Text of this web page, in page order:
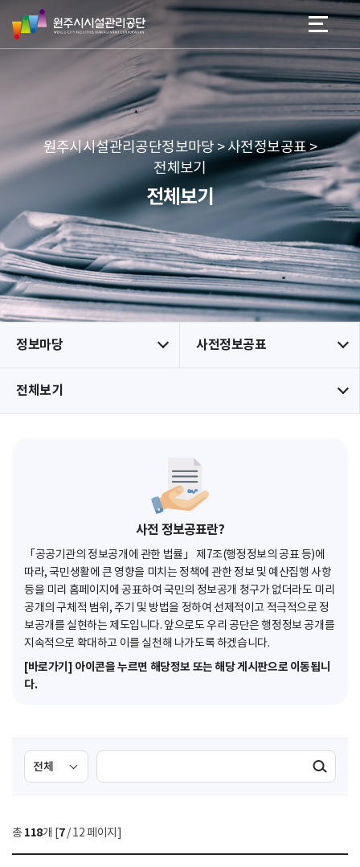
네
본문 바로가기
메뉴 바로가기
원
주
시
리
공
단
원주시시설관리공단정보마당 > 사전정보공표 >
전체보기
전체보기
정보마당 사전정보공표
전체보기
사전 정보공표란?
「공공기관의 정보공개에 관한 법률」 제7조(행정정보의 공표 등)에
따라, 국민생활에 큰 영향을 미치는 정책에 관한 정보 및 예산집행 사항
등을 미리 홈페이지에 공표하여 국민의 정보공개 청구가 없더라도 미리
공개의 구체적 범위, 주기 및 방법을 정하여 선제적이고 적극적으로 정
보공개를 실현하는 제도입니다. 앞으로도 우리 공단은 행정정보 공개를
지속적으로 확대하고 이를 실천해 나가도록 하겠습니다.
[바로가기] 아이콘을 누르면 해당정보 또는 해당 게시판으로 이동됩니
다.
검
색
선
택
색
검색실행
총 118개 [7/ 12 페이지]